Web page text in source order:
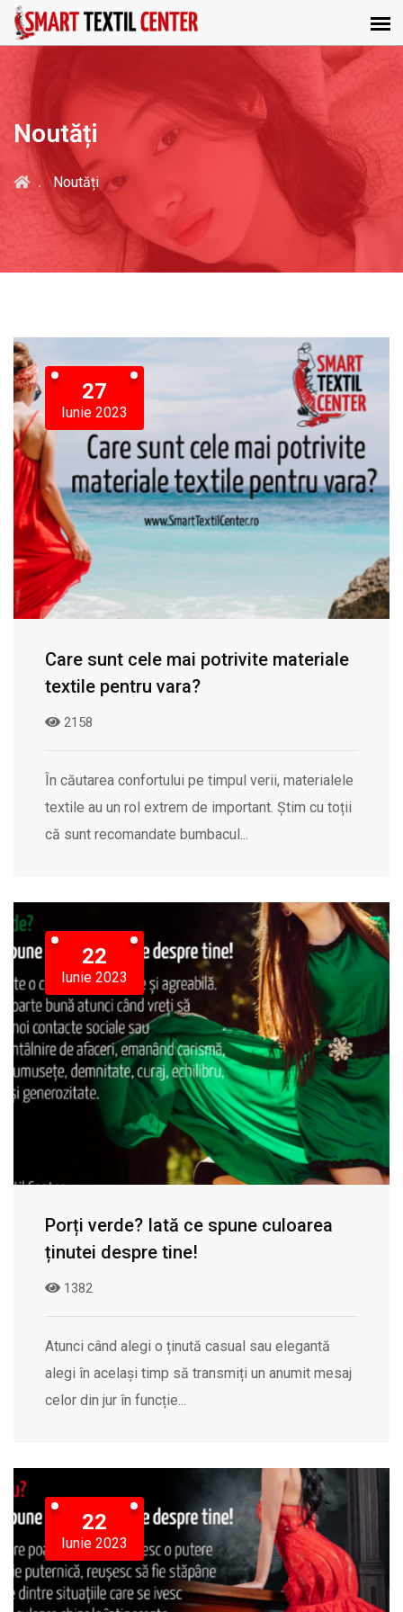
Noutăți
Noutăți
27
Iunie 2023
Care sunt cele mai potrivite materiale
textile pentru vara?
2158
În căutarea confortului pe timpul verii, materialele
textile au un rol extrem de important. Știm cu toții
că sunt recomandate bumbacul...
22
Iunie 2023
Porți verde? Iată ce spune culoarea
ținutei despre tine!
1382
Atunci când alegi o ținută casual sau elegantă
alegi în același timp să transmiți un anumit mesaj
celor din jur în funcție...
22
Iunie 2023